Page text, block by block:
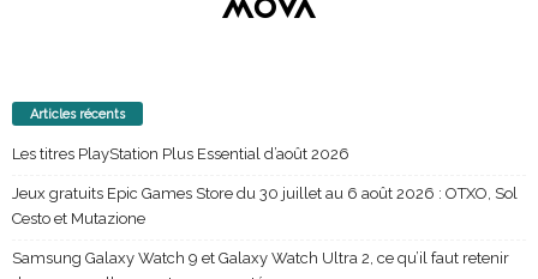
Articles récents
Les titres PlayStation Plus Essential d’août 2026
Jeux gratuits Epic Games Store du 30 juillet au 6 août 2026 : OTXO, Sol
Cesto et Mutazione
Samsung Galaxy Watch 9 et Galaxy Watch Ultra 2, ce qu’il faut retenir